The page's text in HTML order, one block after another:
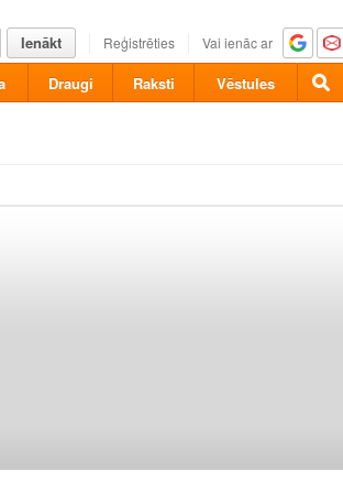
Ienākt Reģistrēties Vai ienāc ar
Draugi Raksti Vēstules